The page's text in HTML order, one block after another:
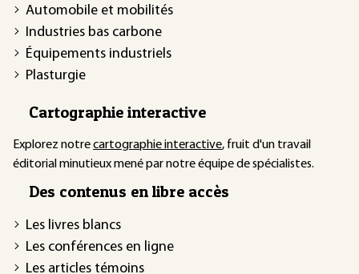
Automobile et mobilités
Industries bas carbone
Équipements industriels
Plasturgie
Cartographie interactive
Explorez notrecartographie interactive, fruit d'un travail
éditorial minutieux mené par notre équipe de spécialistes.
Des contenus en libre accès
Les livres blancs
Les conférences en ligne
Les articles témoins